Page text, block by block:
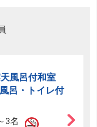
風呂付和室
呂・トイレ付
3名